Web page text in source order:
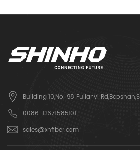
Building 10,No. 98 Fulianyi
0086-13671585101
sales@xhfiber.com